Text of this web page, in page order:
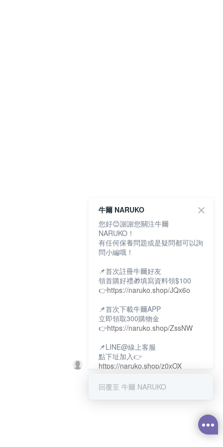
牛爾 NARUKO
您好😊謝謝您關注牛爾
NARUKO！
有任何保養問題或是疑問都可以詢
問小編哦！
📌首次註冊牛爾好友
領首購好禮🎁填寫資料領$100
👉https://naruko.shop/JQx6o
📌首次下載牛爾APP
立即領取300購物金
👉https://naruko.shop/ZssNW
📌LINE@線上客服
點下址加入👉
https://naruko.shop/z0xOX
📌電話客服：02-26581707
回覆至 牛爾 NARUKO